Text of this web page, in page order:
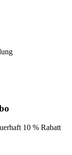
10 % Rabatt